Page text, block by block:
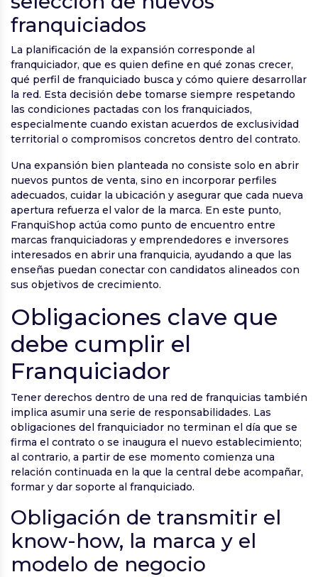
franquiciados
La planificación de la expansión corresponde al
franquiciador, que es quien define en qué zonas crecer,
qué perfil de franquiciado busca y cómo quiere desarrollar
la red. Esta decisión debe tomarse siempre respetando
las condiciones pactadas con los franquiciados,
especialmente cuando existan acuerdos de exclusividad
territorial o compromisos concretos dentro del contrato.
Una expansión bien planteada no consiste solo en abrir
nuevos puntos de venta, sino en incorporar perfiles
adecuados, cuidar la ubicación y asegurar que cada nueva
apertura refuerza el valor de la marca. En este punto,
FranquiShop actúa como punto de encuentro entre
marcas franquiciadoras y emprendedores e inversores
interesados en abrir una franquicia, ayudando a que las
enseñas puedan conectar con candidatos alineados con
sus objetivos de crecimiento.
Obligaciones clave que
debe cumplir el
Franquiciador
Tener derechos dentro de una red de franquicias también
implica asumir una serie de responsabilidades. Las
obligaciones del franquiciador no terminan el día que se
firma el contrato o se inaugura el nuevo establecimiento;
al contrario, a partir de ese momento comienza una
relación continuada en la que la central debe acompañar,
formar y dar soporte al franquiciado.
Obligación de transmitir el
know-how, la marca y el
modelo de negocio